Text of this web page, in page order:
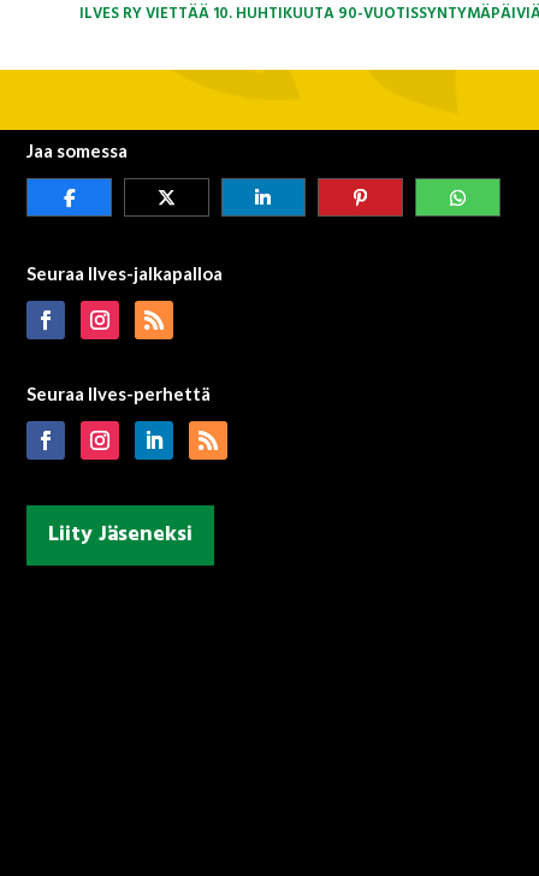
ILVES RY VIETTÄÄ 10. HUHTIKUUTA 90-
Jaa somessa
Seuraa Ilves-jalkapalloa
Seuraa Ilves-perhettä
Liity Jäseneksi